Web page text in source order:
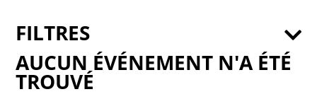
AUCUN ÉVÉNEMENT N'A ÉTÉ
TROUVÉ
FILTRES